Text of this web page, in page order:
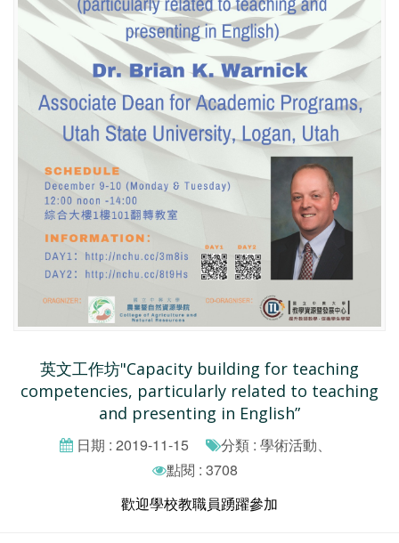
英文工作坊"Capacity building for teaching
competencies, particularly related to teaching
and presenting in English”
日期 : 2019-11-15
分類 : 學術活動、
點閱 : 3708
歡迎學校教職員踴躍參加